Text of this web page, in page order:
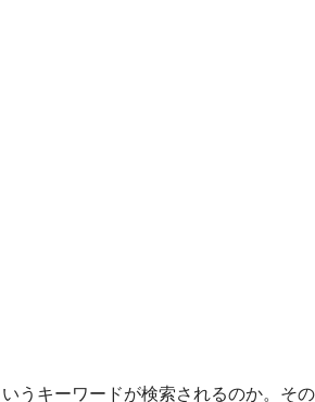
うキーワードが検索されるのか。その